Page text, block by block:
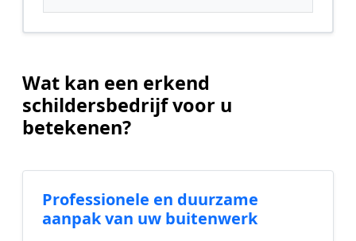
Wat kan een erkend
schildersbedrijf voor u
betekenen?
Professionele en duurzame
aanpak van uw buitenwerk